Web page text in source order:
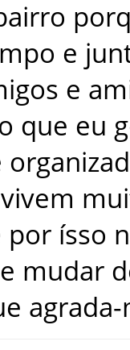
e
e
que eu
vivem
por ísso
mudar